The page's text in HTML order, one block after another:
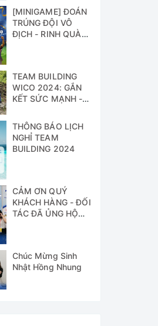
[MINIGAME] ĐOÁN
TRÚNG ĐỘI VÔ
ĐỊCH - RINH QUÀ
TEAM BUILDING
WICO 2024: GẮN
KẾT SỨC MẠNH -
THÀNH CÔNG
THÔNG BÁO LỊCH
NGHỈ TEAM
BUILDING 2024
CẢM ƠN QUÝ
KHÁCH HÀNG - ĐỐI
TÁC ĐÃ ỦNG HỘ
Chúc Mừng Sinh
Nhật Hồng Nhung